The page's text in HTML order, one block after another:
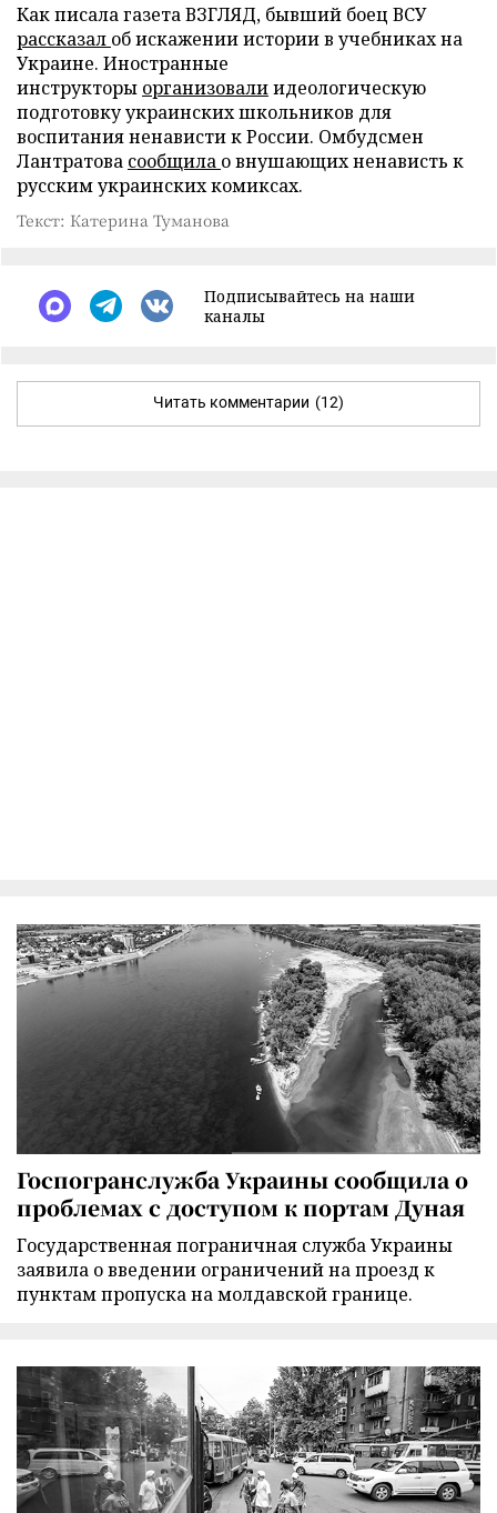
Как писала газета ВЗГЛЯД, бывший боец ВСУ
рассказал об искажении истории в учебниках на
Украине. Иностранные
инструкторы организовалиидеологическую
подготовку украинских школьников для
воспитания ненависти к России. Омбудсмен
Лантратова сообщила о внушающих ненависть к
русским украинских комиксах.
Текст: Катерина Туманова
Подписывайтесь на наши
каналы
Читать комментарии (12)
Госпогранслужба Украины сообщила о
проблемах с доступом к портам Дуная
Государственная пограничная служба Украины
заявила о введении ограничений на проезд к
пунктам пропуска на молдавской границе.